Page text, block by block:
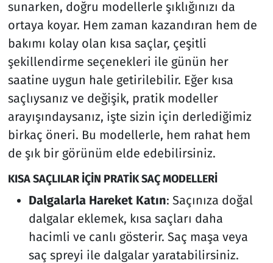
sunarken, doğru modellerle şıklığınızı da
ortaya koyar. Hem zaman kazandıran hem de
bakımı kolay olan kısa saçlar, çeşitli
şekillendirme seçenekleri ile günün her
saatine uygun hale getirilebilir. Eğer kısa
saçlıysanız ve değişik, pratik modeller
arayışındaysanız, işte sizin için derlediğimiz
birkaç öneri. Bu modellerle, hem rahat hem
de şık bir görünüm elde edebilirsiniz.
KISA SAÇLILAR İÇİN PRATİK SAÇ MODELLERİ
Dalgalarla Hareket Katın: Saçınıza doğal
dalgalar eklemek, kısa saçları daha
hacimli ve canlı gösterir. Saç maşa veya
saç spreyi ile dalgalar yaratabilirsiniz.
Spor
Teknoloji ve Bilim
Televizyon